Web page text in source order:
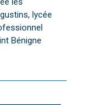
lycée
Bénigne